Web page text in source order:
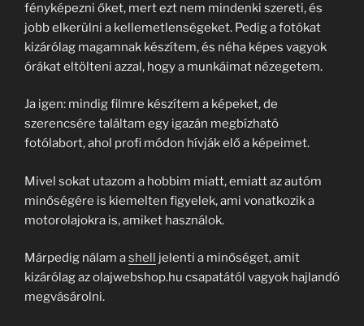
fényképezni őket, mert ezt nem mindenki szereti, és
jobb elkerülni a kellemetlenségeket. Pedig a fotókat
kizárólag magamnak készítem, és néha képes vagyok
órákat eltölteni azzal, hogy a munkáimat nézegetem.
Ja igen: mindig filmre készítem a képeket, de
szerencsére találtam egy igazán megbízható
fotólabort, ahol profi módon hívják elő a képeimet.
Mivel sokat utazom a hobbim miatt, emiatt az autóm
minőségére is kiemelten figyelek, ami vonatkozik a
motorolajokra is, amiket használok.
Márpedig nálam ashell jelenti a minőséget, amit
kizárólag az olajwebshop.hu csapatától vagyok hajlandó
megvásárolni.